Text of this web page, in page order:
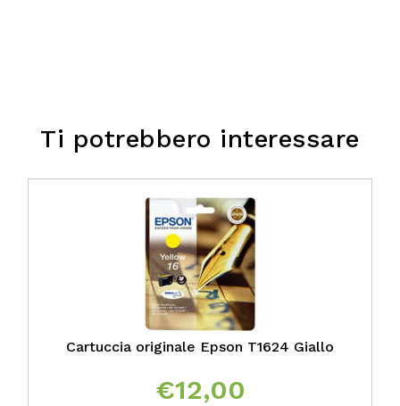
Ti potrebbero interessare
Cartuccia originale Epson T1624 Giallo
€12,00